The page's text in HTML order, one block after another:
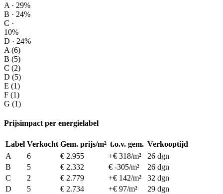
A · 29%
B · 24%
C ·
10%
D · 24%
A (6)
B (5)
C (2)
D (5)
E (1)
F (1)
G (1)
Prijsimpact per energielabel
Label Verkocht Gem. prijs/m² t.o.v. gem. Verkooptijd
A
6 € 2.955 +€ 318/m²
26 dgn
B
5 € 2.332 € -305/m²
26 dgn
C
2 € 2.779 +€ 142/m²
32 dgn
D
5 € 2.734 +€ 97/m²
29 dgn